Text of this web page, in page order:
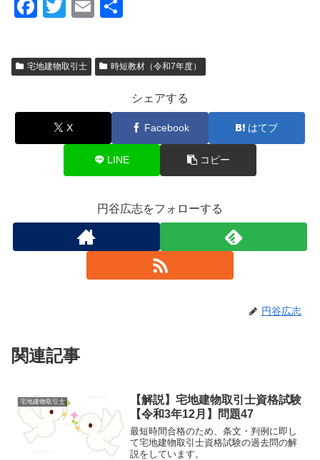
F
c
e
o
o
T
tt
er
E
ail
宅地建物取引士 時短教材（令和7年度）
シェアする
X Facebook はてブ
LINE コピー
円谷広志をフォローする
円谷広志
関連記事
宅地建物取引士
【解説】宅地建物取引士資格試験
【令和3年12月】問題47
最短時間合格のため、条文・判例に即し
て宅地建物取引士資格試験の過去問の解
説をしています。